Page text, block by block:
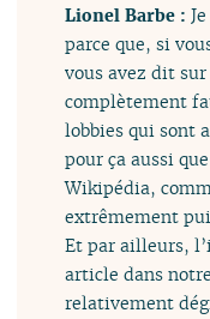
Lionel Barbe :
parce que, si
vous avez dit sur
complètement
lobbies qui sont
pour ça aussi
Wikipédia,
extrêmement
Et par ailleurs,
article dans
relativement